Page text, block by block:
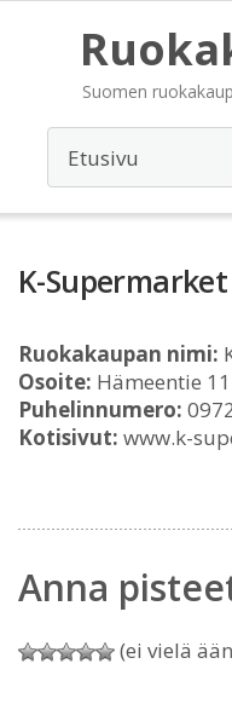
Suomen
K-
Ruokakaupan nimi:
Osoite: Hämeentie
Puhelinnumero:
Kotisivut: www.k-
Anna
(ei vielä